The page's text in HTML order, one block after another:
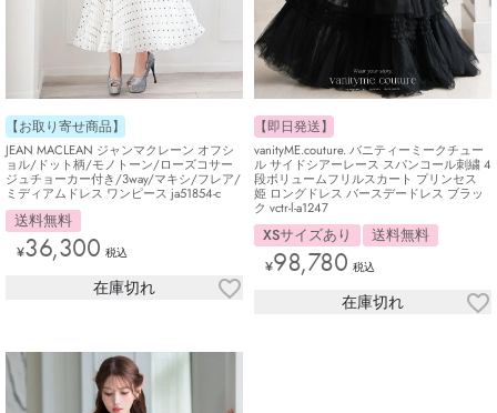
【お取り寄せ商品】
JEAN MACLEAN ジャンマクレーン オフシ
ョル/ドット柄/モノトーン/ローズコサー
ジュチョーカー付き/3way/マキシ/フレア/
ミディアムドレス ワンピース ja51854-c
送料無料
¥36,300 税込
在庫切れ
【即日発送】
vanityME.couture. バニティーミークチュー
ル サイドシアーレース スパンコール刺繍 4
段ボリュームフリルスカート プリンセス
姫 ロングドレス バースデードレス ブラッ
ク vctr-l-a1247
XSサイズあり 送料無料
¥98,780 税込
在庫切れ